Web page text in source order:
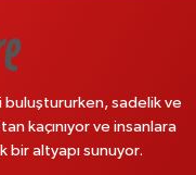
buluştururken, sadelik ve
kaçınıyor ve insanlara
bir altyapı sunuyor.